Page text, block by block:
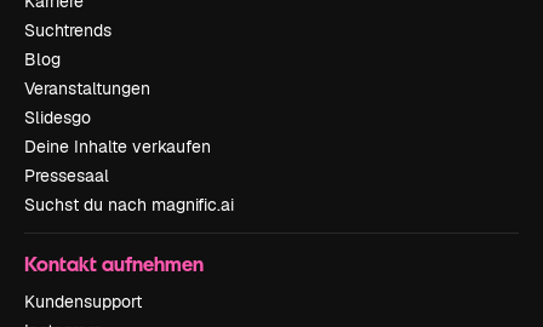
Suchtrends
Blog
Veranstaltungen
Slidesgo
Deine Inhalte verkaufen
Pressesaal
Suchst du nach magnific.ai
Kontakt aufnehmen
Kundensupport